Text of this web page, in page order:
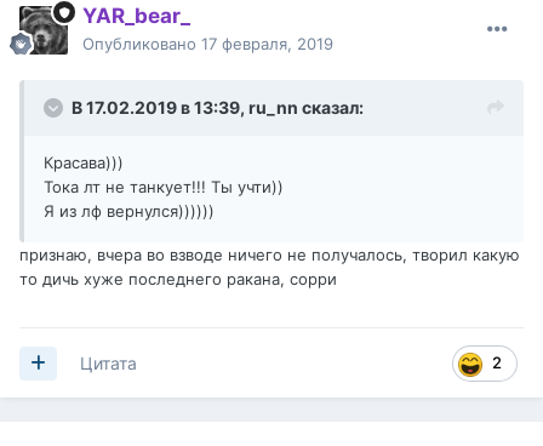
уже соперник в личку писал. По серебру получилось
-80к , но ведь красота требует жертв
YAR_bear_
Опубликовано 17 февраля, 2019
В 17.02.2019 в 13:39, ru_nn сказал:
Красава)))
Тока лт не танкует!!! Ты учти))
Я из лф вернулся))))))
признаю, вчера во взводе ничего не получалось, творил какую
то дичь хуже последнего ракана, сорри
2
Цитата